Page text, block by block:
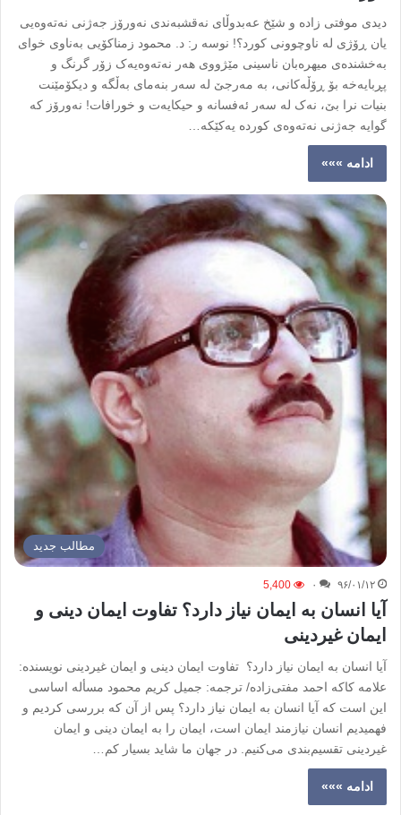
دیدی موفتی زادە و شێخ عەبدوڵای نەقشبەندی نەورۆز جەژنی نەتەوەیی
یان ڕۆژی لە ناوچوونی کورد؟! نوسه ر: د. محمود زمناکۆیی بەناوی خوای
بەخشندەی میهرەبان ناسینی مێژووی هەر نەتەوەیەک زۆر گرنگ و
پڕبایەخە بۆ ڕۆڵەکانی، بە مەرجێ لە سەر بنەمای بەڵگە و دیکۆمێنت
بنیات نرا بێ، نەک لە سەر ئەفسانە و حیکایەت و خورافات! نەورۆز کە
گوایە جەژنی نەتەوەی کوردە یەکێکە…
ادامه »»»
مطالب جدید
۹۶/۰۱/۱۲ ۰ 5,400
آیا انسان به ایمان نیاز دارد؟ تفاوت ایمان دینی و
ایمان غیردینی
آیا انسان به ایمان نیاز دارد؟ تفاوت ایمان دینی و ایمان غیردینی نویسنده:
علامه کاکه احمد مفتی‌زاده/ ترجمه: جمیل کریم محمود مسأله اساسی
این است که آیا انسان به ایمان نیاز دارد؟ پس از آن که بررسی کردیم و
فهمیدیم انسان نیازمند ایمان است، ایمان را به ایمان دینی و ایمان
غیردینی تقسیم‌بندی می‌کنیم. در جهان ما شاید بسیار کم…
ادامه »»»